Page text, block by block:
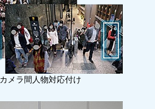
カメラ間人物対応付け